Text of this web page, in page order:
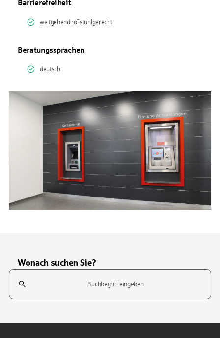
Barrierefreiheit
weitgehend rollstuhlgerecht
Beratungssprachen
deutsch
Wonach suchen Sie?
Suchfeld